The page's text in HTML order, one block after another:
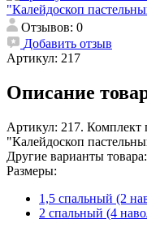
Отзывов: 0
Добавить отзыв
Артикул: 217
Описание
Артикул: 217. Комплект
"Калейдоскоп
Другие варианты товара:
Размеры:
1,5 спальный (2
2 спальный (4